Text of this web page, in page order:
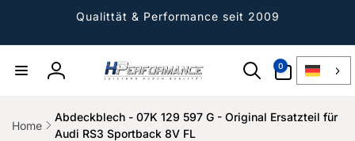
Qualittät & Performance seit 2009
Einloggen
0
Artikel
Home
Abdeckblech - 07K 129 597 G - Original Ersatzteil für
Audi RS3 Sportback 8V FL